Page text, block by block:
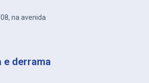
na avenida
e derrama